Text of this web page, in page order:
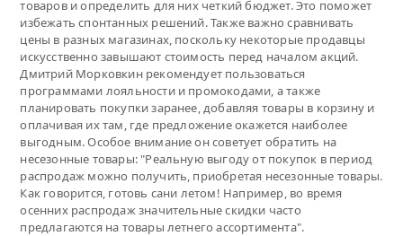
товаров и определить для них четкий бюджет. Это поможет
избежать спонтанных решений. Также важно сравнивать
цены в разных магазинах, поскольку некоторые продавцы
искусственно завышают стоимость перед началом акций.
Дмитрий Морковкин рекомендует пользоваться
программами лояльности и промокодами, а также
планировать покупки заранее, добавляя товары в корзину и
оплачивая их там, где предложение окажется наиболее
выгодным. Особое внимание он советует обратить на
несезонные товары: "Реальную выгоду от покупок в период
распродаж можно получить, приобретая несезонные товары.
Как говорится, готовь сани летом! Например, во время
осенних распродаж значительные скидки часто
предлагаются на товары летнего ассортимента".